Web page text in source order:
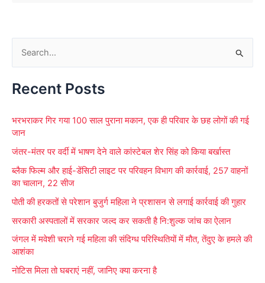
a
c
f
o
Recent Posts
भरभराकर गिर गया 100 साल पुराना मकान, एक ही परिवार के छह लोगों की गई
जान
जंतर-मंतर पर वर्दी में भाषण देने वाले कांस्टेबल शेर सिंह को किया बर्खास्त
ब्लैक फिल्म और हाई-डेंसिटी लाइट पर परिवहन विभाग की कार्रवाई, 257 वाहनों
का चालान, 22 सीज
पोती की हरकतों से परेशान बुजुर्ग महिला ने प्रशासन से लगाई कार्रवाई की गुहार
सरकारी अस्पतालों में सरकार जल्द कर सकती है नि:शुल्क जांच का ऐलान
जंगल में मवेशी चराने गई महिला की संदिग्ध परिस्थितियों में मौत, तेंदुए के हमले की
आशंका
नोटिस मिला तो घबराएं नहीं, जानिए क्या करना है